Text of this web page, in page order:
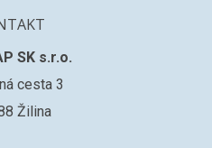
SK s.r.o.
cesta 3
Žilina